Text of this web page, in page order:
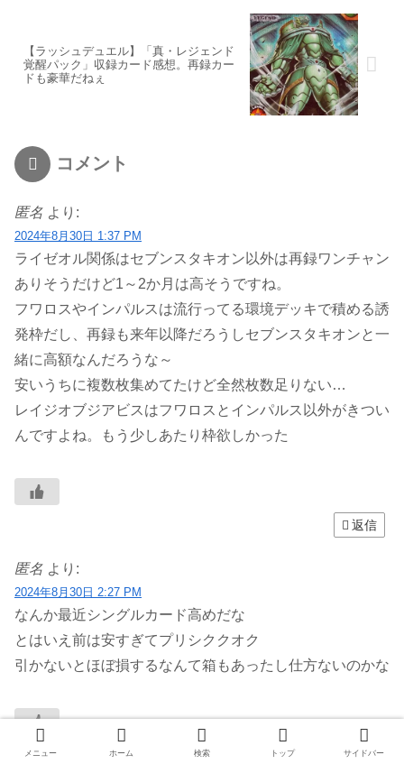
【ラッシュデュエル】「真・レジェンド
覚醒パック」収録カード感想。再録カー
ドも豪華だねぇ
コメント
匿名 より:
2024年8月30日 1:37 PM
ライゼオル関係はセブンスタキオン以外は再録ワンチャン
ありそうだけど1～2か月は高そうですね。
フワロスやインパルスは流行ってる環境デッキで積める誘
発枠だし、再録も来年以降だろうしセブンスタキオンと一
緒に高額なんだろうな～
安いうちに複数枚集めてたけど全然枚数足りない…
レイジオブジアビスはフワロスとインパルス以外がきつい
んですよね。もう少しあたり枠欲しかった
返信
匿名 より:
2024年8月30日 2:27 PM
なんか最近シングルカード高めだな
とはいえ前は安すぎてプリシククオク
引かないとほぼ損するなんて箱もあったし仕方ないのかな
返信
メニュー ホーム 検索 トップ サイドバー